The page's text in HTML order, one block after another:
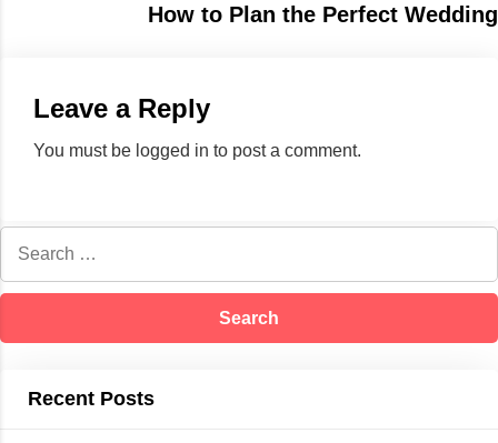
How to Plan the Perfect Wedding
Leave a Reply
You must be logged in to post a comment.
Recent Posts